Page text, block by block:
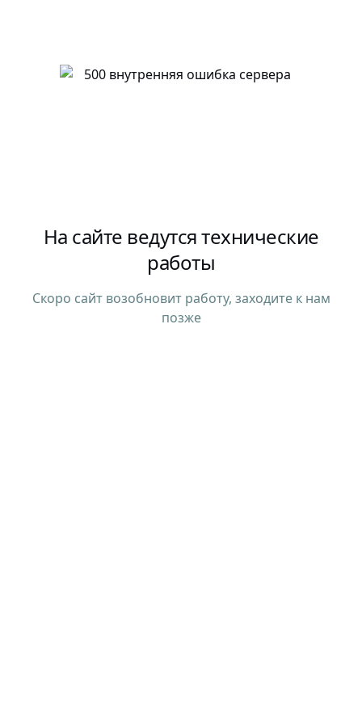
На сайте ведутся технические
работы
Скоро сайт возобновит работу, заходите к нам
позже